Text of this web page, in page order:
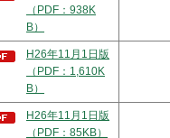
（PDF：938K
B）
H26年11月1日版
（PDF：1,610K
B）
H26年11月1日版
（PDF：85KB）